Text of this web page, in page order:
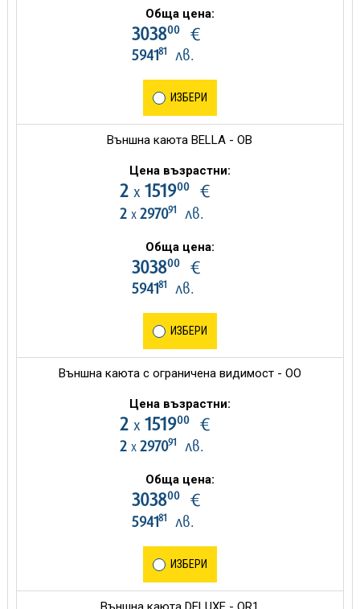
Обща цена:
303800€
594181 лв.
ИЗБЕРИ
Външна каюта BELLA - OB
Цена възрастни:
2 х 151900€
2 х 297091 лв.
Обща цена:
303800€
594181 лв.
ИЗБЕРИ
Външна каюта с ограничена видимост - OO
Цена възрастни:
2 х 151900€
2 х 297091 лв.
Обща цена:
303800€
594181 лв.
ИЗБЕРИ